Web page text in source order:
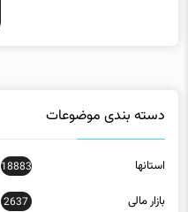
دسته بندی موضوعات
استانها 18883
بازار مالی 2637